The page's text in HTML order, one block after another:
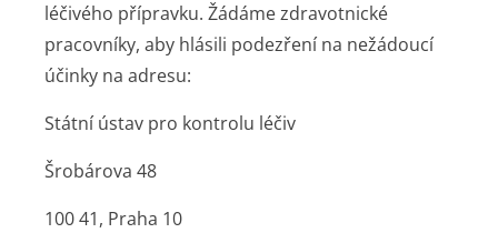
léčivého přípravku. Žádáme zdravotnické
pracovníky, aby hlásili podezření na nežádoucí
účinky na adresu:
Státní ústav pro kontrolu léčiv
Šrobárova 48
100 41, Praha 10